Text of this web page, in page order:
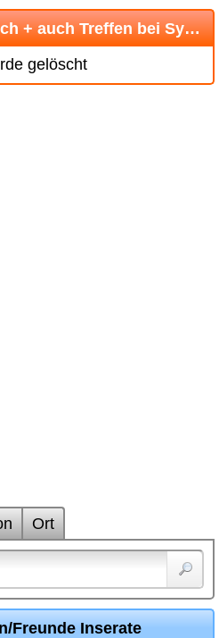
Mail-Kontakt-Austausch + auch Treffen bei Sympatie.
gelöscht
Ort
Freunde Inserate